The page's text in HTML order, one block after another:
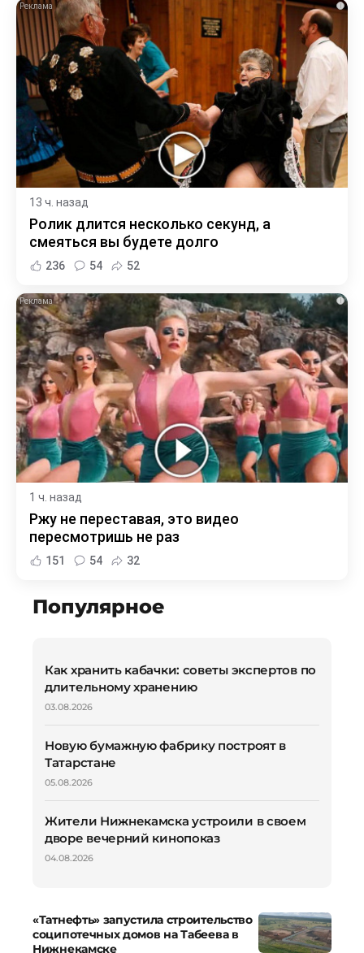
i
13 ч. назад
Ролик длится несколько секунд, а
смеяться вы будете долго
236 54 52
i
1 ч. назад
Ржу не переставая, это видео
пересмотришь не раз
151 54 32
Популярное
Как хранить кабачки: советы экспертов по
длительному хранению
03.08.2026
Новую бумажную фабрику построят в
Татарстане
05.08.2026
Жители Нижнекамска устроили в своем
дворе вечерний кинопоказ
04.08.2026
«Татнефть» запустила строительство
соципотечных домов на Табеева в
Нижнекамске